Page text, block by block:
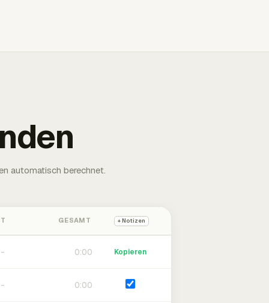
automatisch berechnet.
GESAMT + Notizen
0:00 Kopieren
0:00